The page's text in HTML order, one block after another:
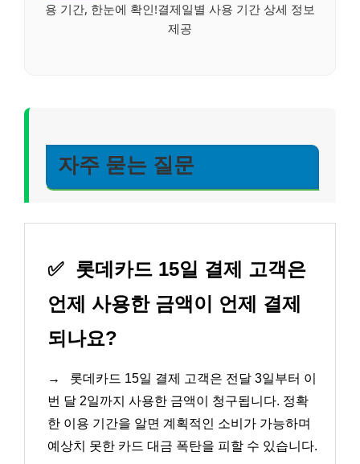
용 기간, 한눈에 확인!결제일별 사용 기간 상세 정보
제공
자주 묻는 질문
✅ 롯데카드 15일 결제 고객은
언제 사용한 금액이 언제 결제
되나요?
→
롯데카드 15일 결제 고객은 전달 3일부터 이
번 달 2일까지 사용한 금액이 청구됩니다. 정확
한 이용 기간을 알면 계획적인 소비가 가능하며
예상치 못한 카드 대금 폭탄을 피할 수 있습니다.